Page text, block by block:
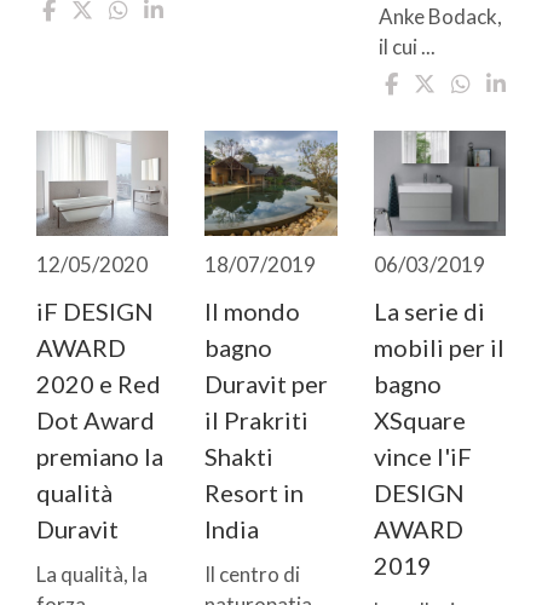
Anke Bodack,
il cui ...
12/05/2020
iF DESIGN
AWARD
2020 e Red
Dot Award
premiano la
qualità
Duravit
La qualità, la
18/07/2019
Il mondo
bagno
Duravit per
il Prakriti
Shakti
Resort in
India
Il centro di
06/03/2019
La serie di
mobili per il
bagno
XSquare
vince l'iF
DESIGN
AWARD
2019